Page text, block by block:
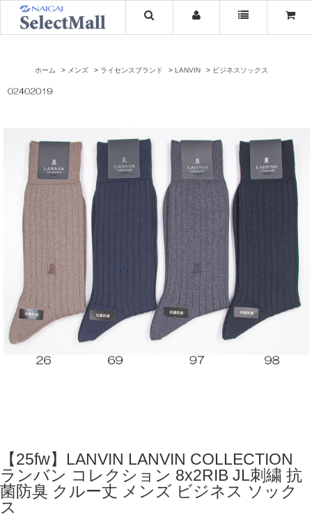
ホーム メンズ ライセンスブランド LANVIN ビジネスソックス
【25fw】LANVIN LANVIN COLLECTION
ランバン コレクション 8x2RIB JL刺繍 抗
菌防臭 クルー丈 メンズ ビジネス ソック
ス